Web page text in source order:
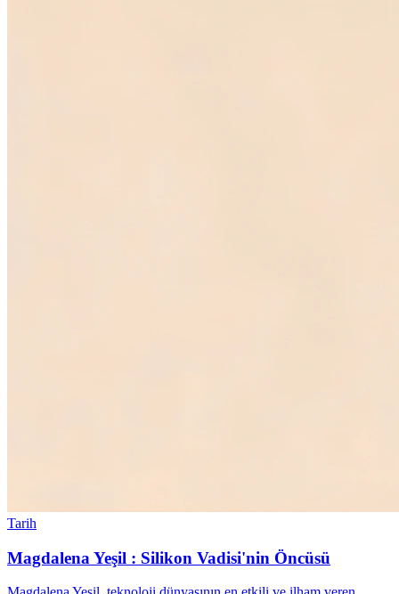
Tarih
Magdalena Yeşil : Silikon Vadisi'nin Öncüsü